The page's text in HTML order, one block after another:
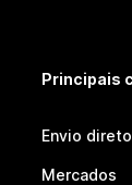
Principais
Envio direto
Mercados